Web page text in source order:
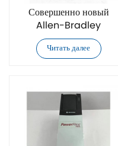
Совершенно новый
Allen-Bradley
20F11GC8P7AA0NNNNN
преобразователь частоты
Читать далее